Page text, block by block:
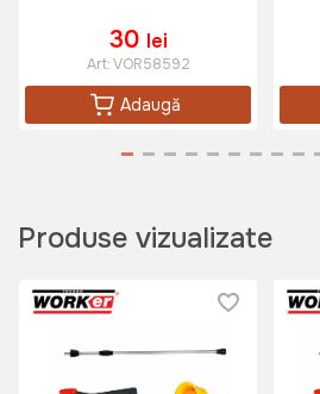
30 lei
Art:VOR58592
Adaugă
Produse vizualizate